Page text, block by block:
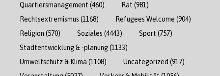
Quartiersmanagement (460) Rat (981)
Rechtsextremismus (1168) Refugees Welcome (904)
Religion (570) Soziales (4443) Sport (757)
Stadtentwicklung & -planung(1133)
Umweltschutz & Klima (1108) Uncategorized (917)